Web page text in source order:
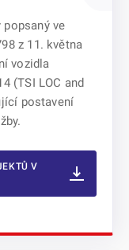
ve
z 11. května
vozidla
(TSI LOC and
postavení
V